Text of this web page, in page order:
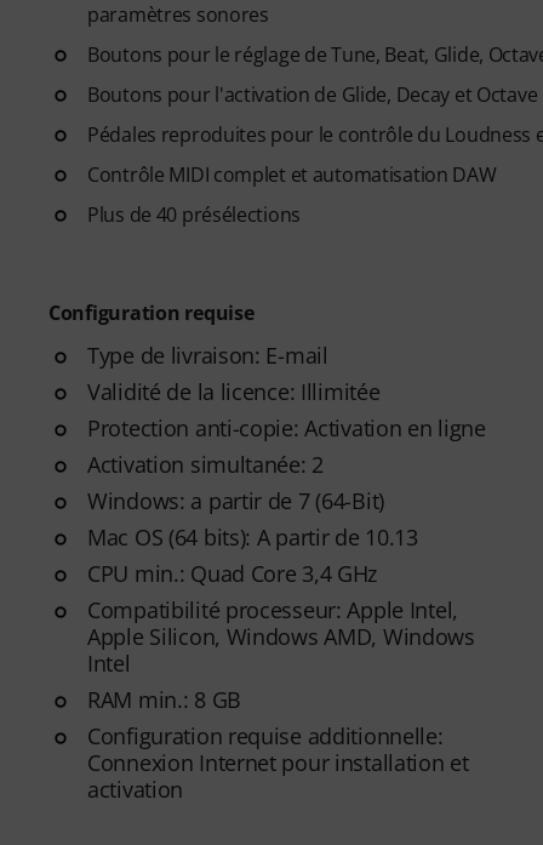
paramètres sonores
Boutons pour le réglage de Tune, Beat, Glide,
Boutons pour l'activation de Glide, Decay et Octave
Pédales reproduites pour le contrôle du Loudness
Contrôle MIDI complet et automatisation DAW
Plus de 40 présélections
Configuration requise
Type de livraison: E-mail
Validité de la licence: Illimitée
Protection anti-copie: Activation en ligne
Activation simultanée: 2
Windows: a partir de 7 (64-Bit)
Mac OS (64 bits): A partir de 10.13
CPU min.: Quad Core 3,4 GHz
Compatibilité processeur: Apple Intel,
Apple Silicon, Windows AMD, Windows
Intel
RAM min.: 8 GB
Configuration requise additionnelle:
Connexion Internet pour installation et
activation